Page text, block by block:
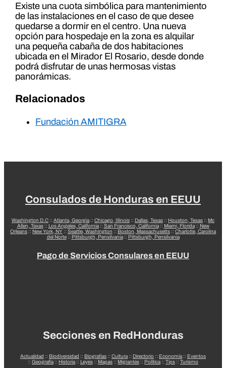
Existe una cuota simbólica para mantenimiento
de las instalaciones en el caso de que desee
quedarse a dormir en el centro. Una nueva
opción para hospedaje en la zona es alquilar
una pequeña cabaña de dos habitaciones
ubicada en el Mirador El Rosario, desde donde
podrá disfrutar de unas hermosas vistas
panorámicas.
Relacionados
Fundación AMITIGRA
Consulados de Honduras en EEUU
Washington D.C :: Atlanta, Georgia :: Chicago, Illinois :: Dallas, Texas :: Houston, Texas :: Mc
Allen, Texas:: Los Angeles, California:: San Francisco, California:: Miami, Florida:: New
Orleans :: New York, NY :: Seattle, Washington :: Boston, Massachusetts :: Charlotte, Carolina
del Norte:: Pittsburgh, Pensilvania:: Pittsburgh, Pensilvania
Pago de Servicios Consulares en EEUU
Secciones en RedHonduras
Actualidad :: Biodiversidad :: Biografías :: Cultura :: Directorio :: Economía :: Eventos
:: Geografía :: Historia :: Leyes :: Mapas :: Migrantes :: Política :: Tips :: Turismo